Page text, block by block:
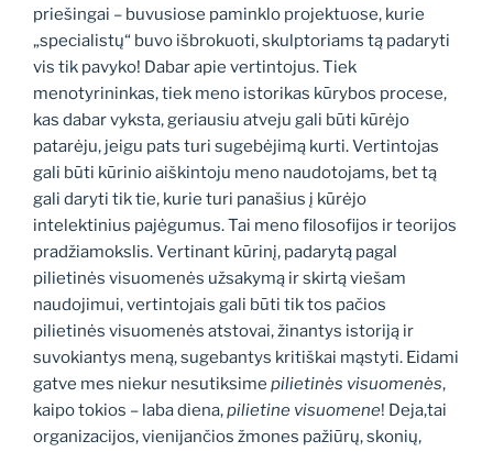
priešingai – buvusiose paminklo projektuose, kurie
„specialistų“ buvo išbrokuoti, skulptoriams tą padaryti
vis tik pavyko! Dabar apie vertintojus. Tiek
menotyrininkas, tiek meno istorikas kūrybos procese,
kas dabar vyksta, geriausiu atveju gali būti kūrėjo
patarėju, jeigu pats turi sugebėjimą kurti. Vertintojas
gali būti kūrinio aiškintoju meno naudotojams, bet tą
gali daryti tik tie, kurie turi panašius į kūrėjo
intelektinius pajėgumus. Tai meno filosofijos ir teorijos
pradžiamokslis. Vertinant kūrinį, padarytą pagal
pilietinės visuomenės užsakymą ir skirtą viešam
naudojimui, vertintojais gali būti tik tos pačios
pilietinės visuomenės atstovai, žinantys istoriją ir
suvokiantys meną, sugebantys kritiškai mąstyti. Eidami
gatve mes niekur nesutiksime pilietinės visuomenės,
kaipo tokios – laba diena,pilietine visuomene! Deja,tai
organizacijos, vienijančios žmones pažiūrų, skonių,